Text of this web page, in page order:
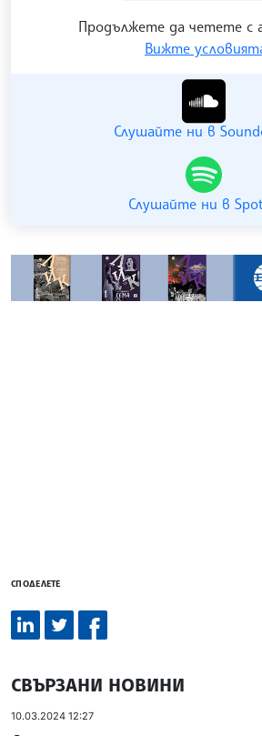
Продължете да четете с
Вижте
Гледайте ни в
Слушайте ни в
Слушайте ни в
СПОДЕЛЕТЕ
СВЪРЗАНИ НОВИНИ
10.03.2024 12:27